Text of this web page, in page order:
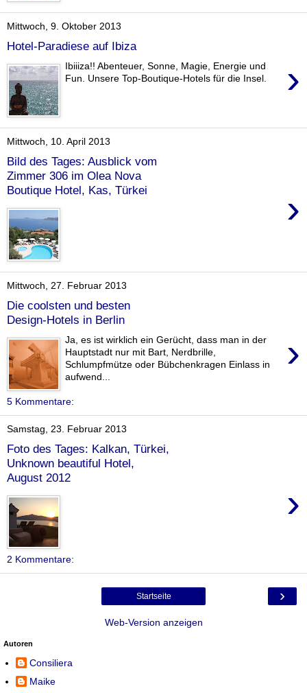
Mittwoch, 9. Oktober 2013
Hotel-Paradiese auf Ibiza
›
Ibiiiza!! Abenteuer, Sonne, Magie, Energie und
Fun. Unsere Top-Boutique-Hotels für die Insel.
Mittwoch, 10. April 2013
Bild des Tages: Ausblick vom
Zimmer 306 im Olea Nova
Boutique Hotel, Kas, Türkei
›
Mittwoch, 27. Februar 2013
Die coolsten und besten
Design-Hotels in Berlin
›
Ja, es ist wirklich ein Gerücht, dass man in der
Hauptstadt nur mit Bart, Nerdbrille,
Schlumpfmütze oder Bübchenkragen Einlass in
aufwend...
5 Kommentare:
Samstag, 23. Februar 2013
Foto des Tages: Kalkan, Türkei,
Unknown beautiful Hotel,
August 2012
›
2 Kommentare:
›
Startseite
Web-Version anzeigen
Autoren
Consiliera
Maike